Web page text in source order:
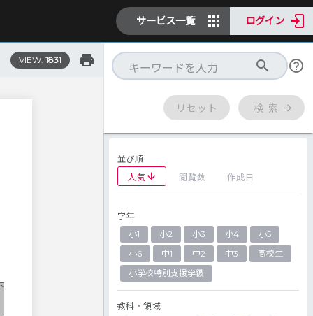
サービス一覧 ログイン
VIEW: 1831
リセット 検 索
並び順
人気
閲覧数 作成日
学年
小1
小2 小3 小4
小5
小6
中1 中2 中3
高校生
小学校特別支援学級
教科・領域